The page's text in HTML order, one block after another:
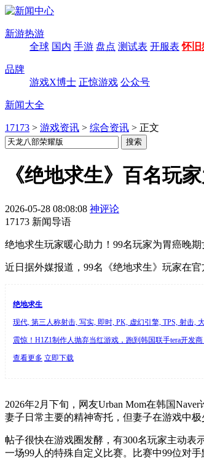
新游热游
全球 国内 手游 盘点 测试表 开服表 怀旧
品牌
游戏X博士 正惊游戏 公众号
新闻大全
17173 > 游戏资讯 > 综合资讯 > 正文
《绝地求生》百名玩
2026-05-28 08:08:08 神评论
17173 新闻导语
绝地求生玩家暖心助力！99名玩家为胃癌晚
近日据外媒报道，99名《绝地求生》玩家在
绝地求生
现代, 第三人称射击, 写实, 即时, PK, 虚幻引擎, TPS, 射击,
震惊！H1Z1制作人抛弃当红游戏，跑到韩国联手tera开发
查看更多 立即下载
2026年2月下旬，网友Urban Mom在韩国
妻子日常主要的精神寄托，但妻子在游戏中
帖子很快在游戏圈发酵，有300名玩家主动表
一场99人的特殊自定义比赛。比赛中99位对